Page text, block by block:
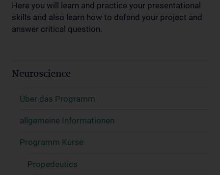
Here you will learn and practice your presentational
skills and also learn how to defend your project and
answer critical question.
Neuroscience
Über das Programm
allgemeine Informationen
Programm Kurse
Propedeutics